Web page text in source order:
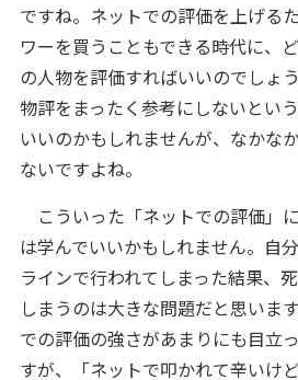
ですね。ネットでの評価を上げる
ワーを買うこともできる時代に、
の人物を評価すればいいのでしょ
物評をまったく参考にしないとい
いいのかもしれませんが、なかな
ないですよね。
こういった「ネットでの評価」
は学んでいいかもしれません。自
ラインで行われてしまった結果、
しまうのは大きな問題だと思いま
での評価の強さがあまりにも目立
すが、「ネットで叩かれて辛いけ